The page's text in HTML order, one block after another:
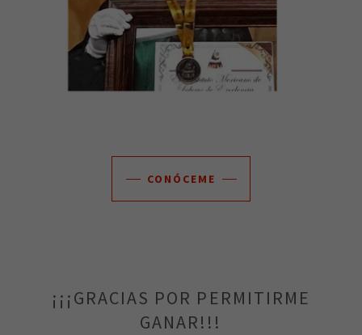
CONÓCEME
¡¡¡GRACIAS POR PERMITIRME
GANAR!!!